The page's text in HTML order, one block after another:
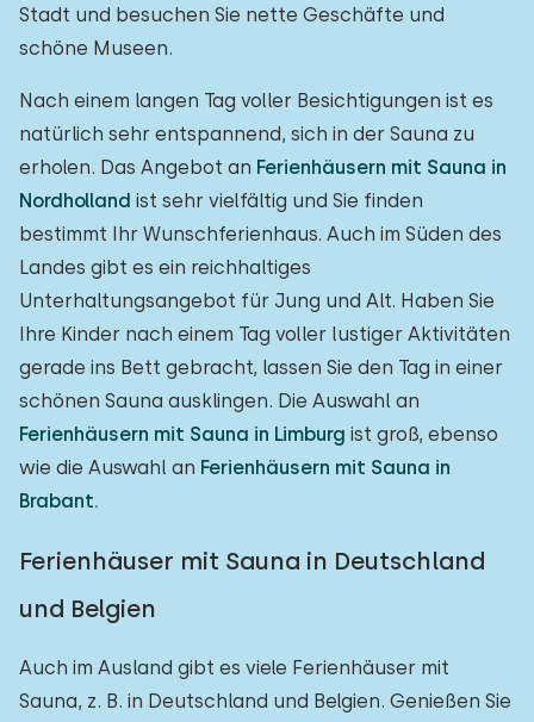
Stadt und besuchen Sie nette Geschäfte und
schöne Museen.
Nach einem langen Tag voller Besichtigungen ist es
natürlich sehr entspannend, sich in der Sauna zu
erholen. Das Angebot an Ferienhäusern mit Sauna in
Nordholland ist sehr vielfältig und Sie finden
bestimmt Ihr Wunschferienhaus. Auch im Süden des
Landes gibt es ein reichhaltiges
Unterhaltungsangebot für Jung und Alt. Haben Sie
Ihre Kinder nach einem Tag voller lustiger Aktivitäten
gerade ins Bett gebracht, lassen Sie den Tag in einer
schönen Sauna ausklingen. Die Auswahl an
Ferienhäusern mit Sauna in Limburg ist groß, ebenso
wie die Auswahl an Ferienhäusern mit Sauna in
Brabant.
Ferienhäuser mit Sauna in Deutschland
und Belgien
Auch im Ausland gibt es viele Ferienhäuser mit
Sauna, z. B. in Deutschland und Belgien. Genießen Sie